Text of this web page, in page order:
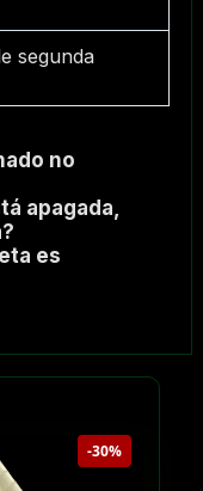
segunda
no
apagada,
es
-30%